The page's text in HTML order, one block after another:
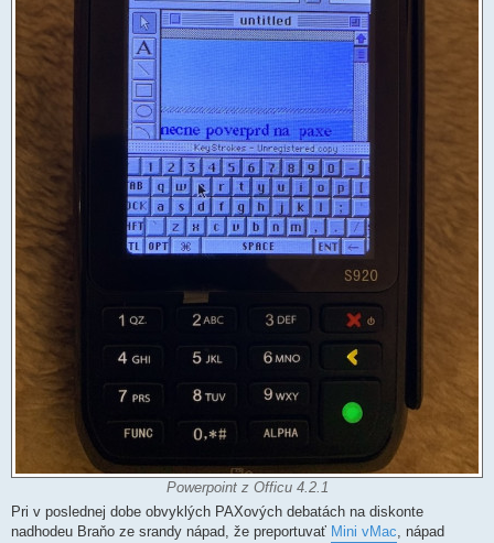
Powerpoint z Officu 4.2.1
Pri v poslednej dobe obvyklých PAXových debatách na diskonte
nadhodeu Braňo ze srandy nápad, že preportuvať Mini vMac, nápad